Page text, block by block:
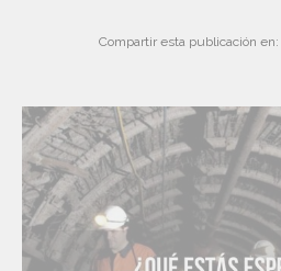
Compartir esta publicación en: